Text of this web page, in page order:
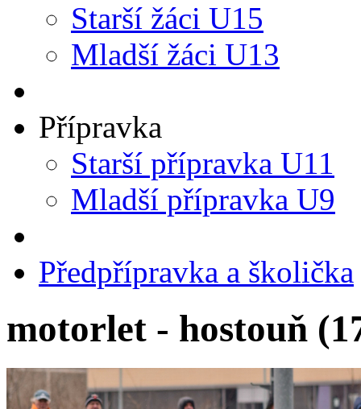
Starší žáci U15
Mladší žáci U13
Přípravka
Starší přípravka U11
Mladší přípravka U9
Předpřípravka a školička
motorlet - hostouň